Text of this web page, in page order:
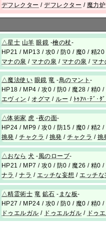
デフレクター /デフレクター / 魔力炉
△星士 山羊 眼鏡 -檜の杖-
HP21 / MP13 / 攻0 / 防0 / 魔0 / 精
マナの泉 / マナの泉 / マナの泉 / マナ
△魔法使い 眼鏡 竜 -鳥のマント-
HP18 / MP4 / 攻0 / 防0 / 魔28 / 精0
エヴィン / オグマ / ルー / ﾄｩｱﾊ･ﾃﾞ･ﾀ
△体術家 虎 -夜の面-
HP24 / MP9 / 攻0 / 防15 / 魔0 / 精2
挑発 /チャクラ / 挑発 /チャクラ / 挑
△おなら 犬 -風のローブ-
HP21 / MP7 / 攻0 / 防0 / 魔26 / 精0
ナラ /ナラ / エッチな妄想 /エッチな
△精霊術士 竜 鉱石 - まな板-
HP27 / MP24 / 攻0 / 防0 / 魔0 / 精0
ドゥエルガル / ドゥエルガル / ドゥ